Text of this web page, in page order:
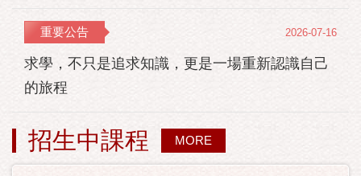
重要公告
求學，不只是追求知識，更是一場重新認識自己
的旅程
2026-07-16
招生中課程 MORE